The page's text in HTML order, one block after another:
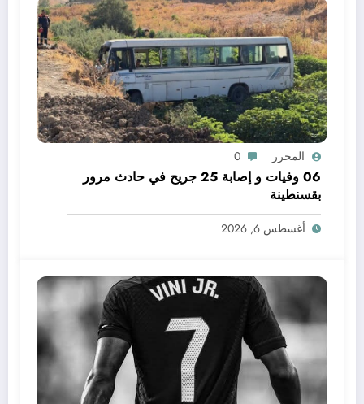
المحرر 0
06 وفيات و إصابة 25 جريح في حادث مرور
بقسنطينة
أغسطس 6, 2026